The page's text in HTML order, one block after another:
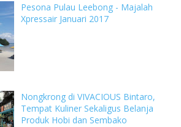
Pesona Pulau Leebong - Majalah
Xpressair Januari 2017
Nongkrong di VIVACIOUS Bintaro,
Tempat Kuliner Sekaligus Belanja
Produk Hobi dan Sembako